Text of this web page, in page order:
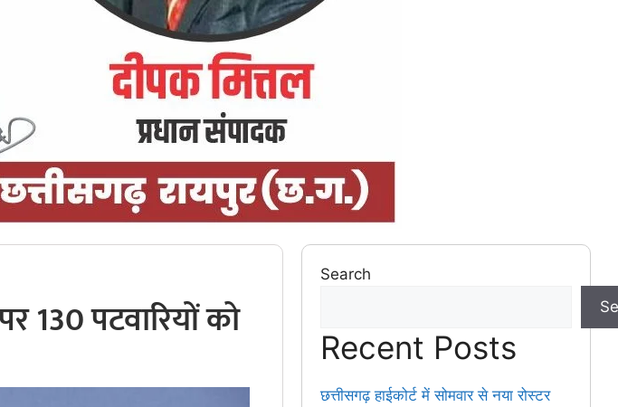
130 पटवारियों को
Search
Recent Posts
छत्तीसगढ़ हाईकोर्ट में सोमवार से नया रोस्टर